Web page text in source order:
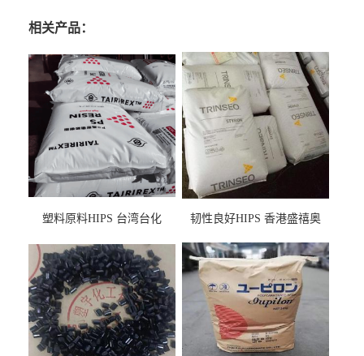
相关产品：
塑料原料HIPS 台湾台化
用料
韧性良好HIPS 香港盛禧奥